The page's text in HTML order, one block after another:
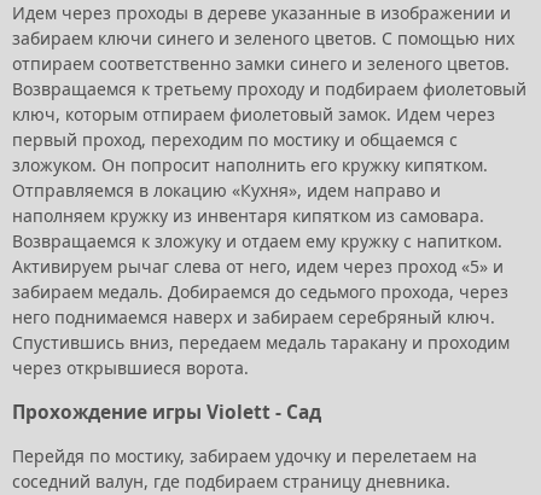
Идем через проходы в дереве указанные в изображении и
забираем ключи синего и зеленого цветов. С помощью них
отпираем соответственно замки синего и зеленого цветов.
Возвращаемся к третьему проходу и подбираем фиолетовый
ключ, которым отпираем фиолетовый замок. Идем через
первый проход, переходим по мостику и общаемся с
зложуком. Он попросит наполнить его кружку кипятком.
Отправляемся в локацию «Кухня», идем направо и
наполняем кружку из инвентаря кипятком из самовара.
Возвращаемся к зложуку и отдаем ему кружку с напитком.
Активируем рычаг слева от него, идем через проход «5» и
забираем медаль. Добираемся до седьмого прохода, через
него поднимаемся наверх и забираем серебряный ключ.
Спустившись вниз, передаем медаль таракану и проходим
через открывшиеся ворота.
Прохождение игры Violett - Сад
Перейдя по мостику, забираем удочку и перелетаем на
соседний валун, где подбираем страницу дневника.